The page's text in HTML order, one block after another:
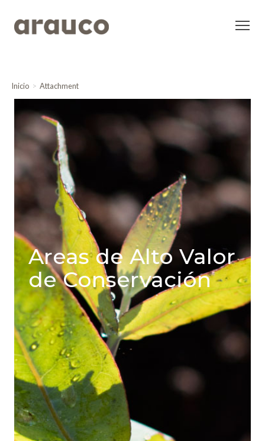
Inicio Attachment
Areas de Alto Valor
de Conservación